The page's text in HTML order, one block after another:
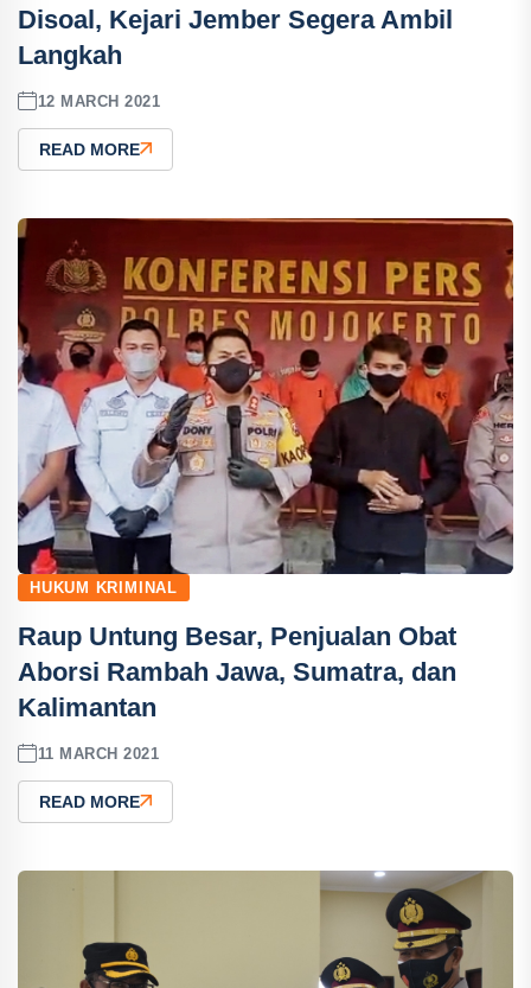
Disoal, Kejari Jember Segera Ambil
Langkah
12 MARCH 2021
READ MORE
HUKUM KRIMINAL
Raup Untung Besar, Penjualan Obat
Aborsi Rambah Jawa, Sumatra, dan
Kalimantan
11 MARCH 2021
READ MORE